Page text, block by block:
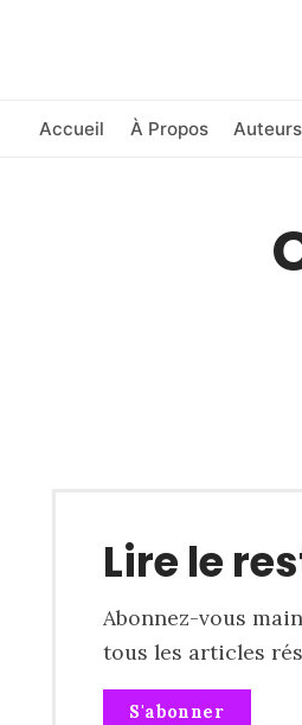
Accueil À Propos Auteurs
Lire le
Abonnez-vous
tous les articles
S'abonner